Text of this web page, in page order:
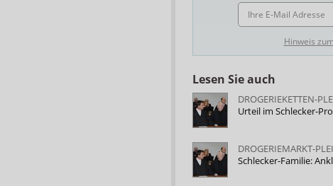
E-MAIL ADRESSE
Hinweis
Lesen Sie auch
DROGERIEKETTEN-
Urteil im Schlecker-
DROGERIEMARKT-
Schlecker-Familie: